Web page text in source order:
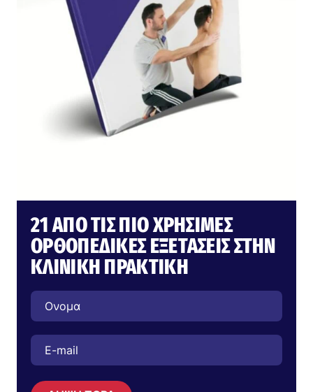
21 ΑΠΌ ΤΙΣ ΠΙΟ ΧΡΉΣΙΜΕΣ
ΟΡΘΟΠΕΔΙΚΈΣ ΕΞΕΤΆΣΕΙΣ ΣΤΗΝ
ΚΛΙΝΙΚΉ ΠΡΑΚΤΙΚΉ